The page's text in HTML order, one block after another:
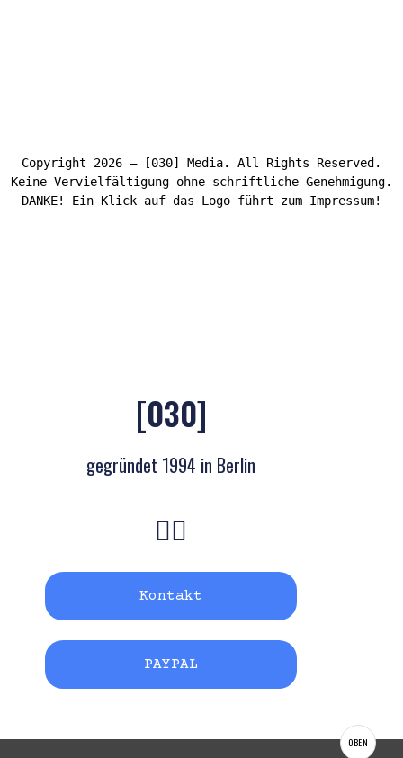
Copyright 2026 – [030] Media. All Rights Reserved.
Keine Vervielfältigung ohne schriftliche Genehmigung.
DANKE! Ein Klick auf das Logo führt zum Impressum!
[030]
gegründet 1994 in Berlin
Kontakt
PAYPAL
OBEN